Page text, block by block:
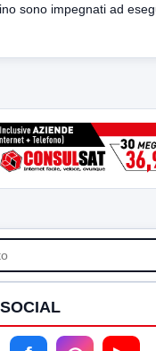
sono impegnati ad